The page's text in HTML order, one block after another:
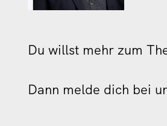
Du willst mehr zum
Dann melde dich bei